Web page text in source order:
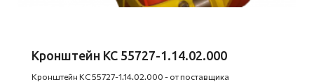
Кронштейн КС 55727-1.14.02.000
Кронштейн КС 55727-1.14.02.000 - от поставщика